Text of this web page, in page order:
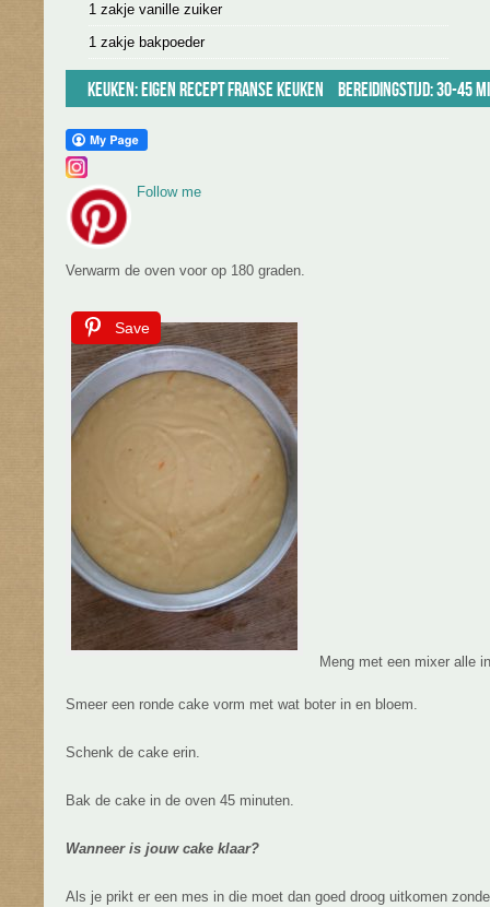
1 zakje vanille zuiker
1 zakje bakpoeder
Keuken: Eigen recept Franse keuken Bereidingstijd: 30-45
Follow me
Verwarm de oven voor op 180 graden.
Save
Meng met een mixer alle
Smeer een ronde cake vorm met wat boter in en bloem.
Schenk de cake erin.
Bak de cake in de oven 45 minuten.
Wanneer is jouw cake klaar?
Als je prikt er een mes in die moet dan goed droog uitkomen